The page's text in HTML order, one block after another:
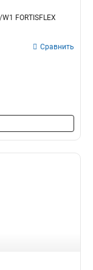
FORTISFLEX
Сравнить